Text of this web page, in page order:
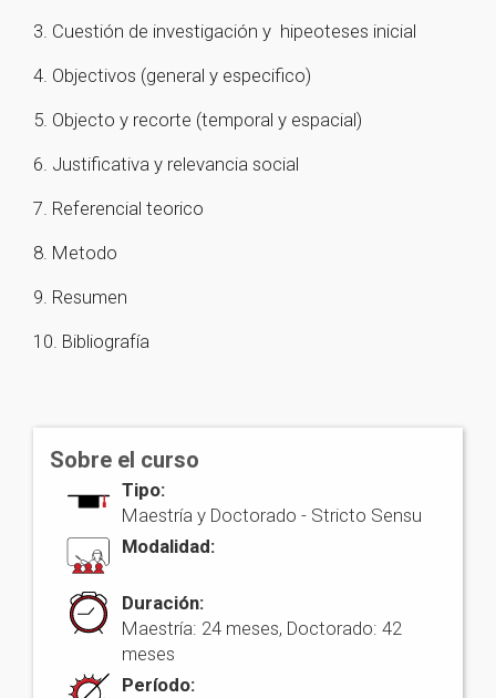
3. Cuestión de investigación y hipeoteses inicial
4. Objectivos (general y especifico)
5. Objecto y recorte (temporal y espacial)
6. Justificativa y relevancia social
7. Referencial teorico
8. Metodo
9. Resumen
10. Bibliografía
Sobre el curso
Tipo:
Maestría y Doctorado - Stricto Sensu
Modalidad:
Duración:
Maestría: 24 meses, Doctorado: 42
meses
Período: